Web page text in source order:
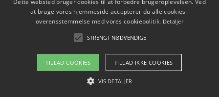
Hvor finder jeg nemme måltidskasser i Vejle
Om / kontakt
Blog Betingelser
Dette websted bruger cookies til at forbedre brugeroplevelsen. Ved
at bruge vores hjemmeside accepterer du alle cookies i
overensstemmelse med vores cookiepolitik. Detaljer
STRENGT NØDVENDIGE
TILLAD COOKIES TILLAD IKKE COOKIES
VIS DETALJER